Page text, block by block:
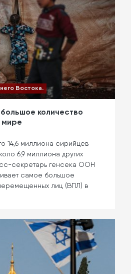
Востока.
количество
14,6 миллиона сирийцев
6,9 миллиона других
секретарь генсека ООН
самое большое
лиц (ВПЛ) в